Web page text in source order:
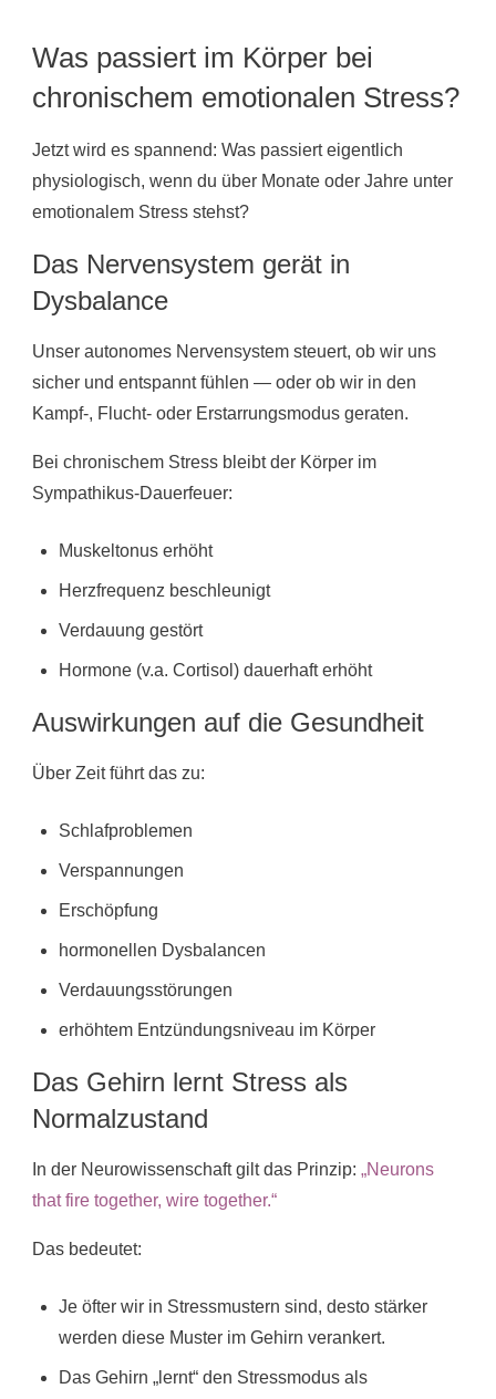
Was passiert im Körper bei
chronischem emotionalen Stress?
Jetzt wird es spannend: Was passiert eigentlich
physiologisch, wenn du über Monate oder Jahre unter
emotionalem Stress stehst?
Das Nervensystem gerät in
Dysbalance
Unser autonomes Nervensystem steuert, ob wir uns
sicher und entspannt fühlen — oder ob wir in den
Kampf-, Flucht- oder Erstarrungsmodus geraten.
Bei chronischem Stress bleibt der Körper im
Sympathikus-Dauerfeuer:
Muskeltonus erhöht
Herzfrequenz beschleunigt
Verdauung gestört
Hormone (v.a. Cortisol) dauerhaft erhöht
Auswirkungen auf die Gesundheit
Über Zeit führt das zu:
Schlafproblemen
Verspannungen
Erschöpfung
hormonellen Dysbalancen
Verdauungsstörungen
erhöhtem Entzündungsniveau im Körper
Das Gehirn lernt Stress als
Normalzustand
In der Neurowissenschaft gilt das Prinzip: „Neurons
that fire together, wire together.“
Das bedeutet:
Je öfter wir in Stressmustern sind, desto stärker
werden diese Muster im Gehirn verankert.
Das Gehirn „lernt“ den Stressmodus als